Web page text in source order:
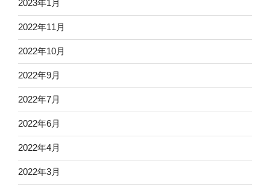
2023年1月
2022年11月
2022年10月
2022年9月
2022年7月
2022年6月
2022年4月
2022年3月